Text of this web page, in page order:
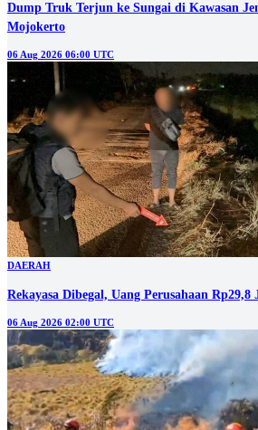
Dump Truk Terjun ke Sungai di Kawasan
Mojokerto
06 Aug 2026 06:00 UTC
DAERAH
Rekayasa Dibegal, Uang Perusahaan
06 Aug 2026 02:00 UTC